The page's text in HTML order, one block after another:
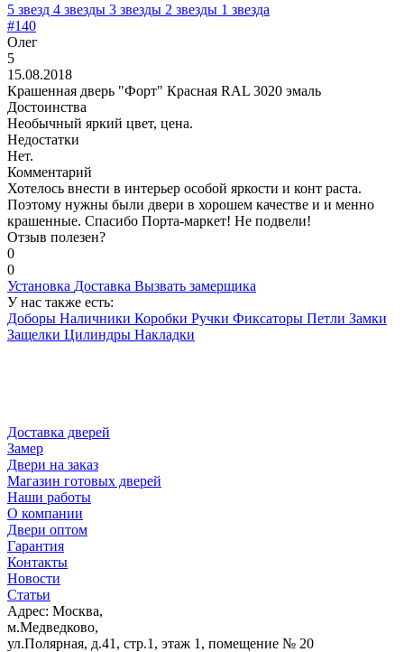
5 звезд 4 звезды 3 звезды 2 звезды 1 звезда
#140
Олег
5
15.08.2018
Крашенная дверь "Форт" Красная RAL 3020 эмаль
Достоинства
Необычный яркий цвет, цена.
Недостатки
Нет.
Комментарий
Хотелось внести в интерьер особой яркости и конт раста.
Поэтому нужны были двери в хорошем качестве и и менно
крашенные. Спасибо Порта-маркет! Не подвели!
Отзыв полезен?
0
0
Установка Доставка Вызвать замерщика
У нас также есть:
Доборы Наличники Коробки Ручки Фиксаторы Петли Замки
Защелки Цилиндры Накладки
Доставка дверей
Замер
Двери на заказ
Магазин готовых дверей
Наши работы
О компании
Двери оптом
Гарантия
Контакты
Новости
Статьи
Адрес: Москва,
м.Медведково,
ул.Полярная, д.41, стр.1, этаж 1, помещение № 20